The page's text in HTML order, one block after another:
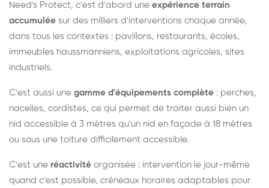
Need's Protect, c'est d'abord une expérience terrain
accumulée sur des milliers d'interventions chaque année,
dans tous les contextes : pavillons, restaurants, écoles,
immeubles haussmanniens, exploitations agricoles, sites
industriels.
C'est aussi une gamme d'équipements complète : perches,
nacelles, cordistes, ce qui permet de traiter aussi bien un
nid accessible à 3 mètres qu'un nid en façade à 18 mètres
ou sous une toiture difficilement accessible.
C'est une réactivité organisée : intervention le jour-même
quand c'est possible, créneaux horaires adaptables pour